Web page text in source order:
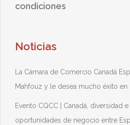
condiciones
Noticias
La Cámara de Comercio Canadá
Mahfouz y le desea mucho éxito en
Evento CQCC | Canadá, diversidad
oportunidades de negocio entre